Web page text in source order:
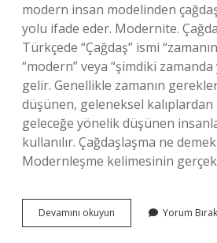
modern insan modelinden
yolu ifade eder. Modernite.
Türkçede “Çağdaş” ismi
“modern” veya “şimdiki zamanda
gelir. Genellikle zamanın
düşünen, geleneksel kalıplardan
geleceğe yönelik düşünen
kullanılır. Çağdaşlaşma ne
Modernleşme kelimesinin gerçek
Devamını okuyun
Değildir
Yorum Bırak